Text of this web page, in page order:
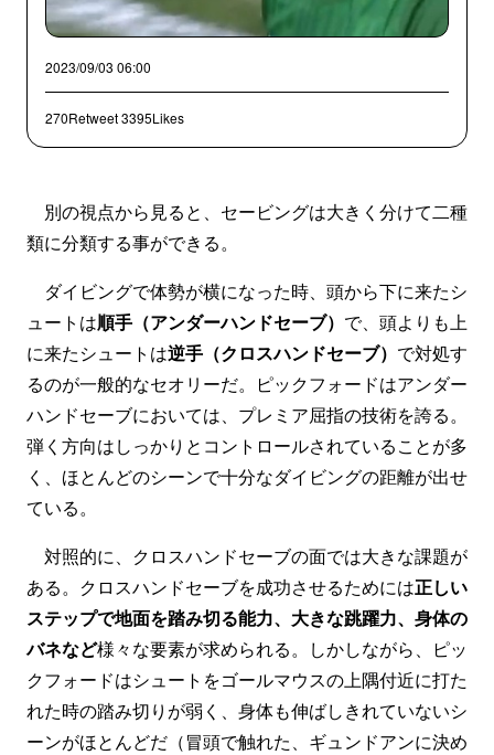
2023/09/03 06:00
270Retweet3395Likes
別の視点から見ると、セービングは大きく分けて二種
類に分類する事ができる。
ダイビングで体勢が横になった時、頭から下に来たシ
ュートは順手（アンダーハンドセーブ） で、頭よりも上
に来たシュートは逆手（クロスハンドセーブ） で対処す
るのが一般的なセオリーだ。ピックフォードはアンダー
ハンドセーブにおいては、プレミア屈指の技術を誇る。
弾く方向はしっかりとコントロールされていることが多
く、ほとんどのシーンで十分なダイビングの距離が出せ
ている。
対照的に、クロスハンドセーブの面では大きな課題が
ある。クロスハンドセーブを成功させるためには正しい
ステップで地面を踏み切る能力、大きな跳躍力、身体の
バネなど様々な要素が求められる。しかしながら、ピッ
クフォードはシュートをゴールマウスの上隅付近に打た
れた時の踏み切りが弱く、身体も伸ばしきれていないシ
ーンがほとんどだ（冒頭で触れた、ギュンドアンに決め